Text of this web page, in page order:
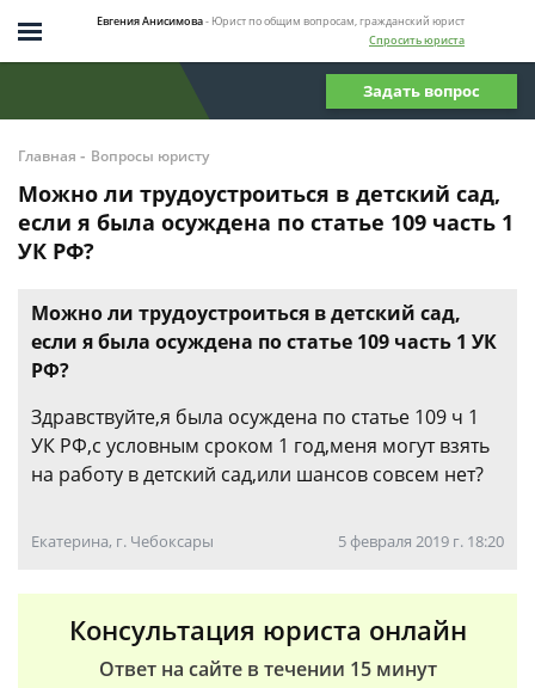
Евгения Анисимова- Юрист по общим вопросам, гражданский юрист
Спросить юриста
Задать вопрос
Главная - Вопросы юристу
Можно ли трудоустроиться в детский сад,
если я была осуждена по статье 109 часть 1
УК РФ?
Можно ли трудоустроиться в детский сад,
если я была осуждена по статье 109 часть 1 УК
РФ?
Здравствуйте,я была осуждена по статье 109 ч 1
УК РФ,с условным сроком 1 год,меня могут взять
на работу в детский сад,или шансов совсем нет?
Екатерина, г. Чебоксары 5 февраля 2019 г. 18:20
Консультация юриста онлайн
Ответ на сайте в течении 15 минут